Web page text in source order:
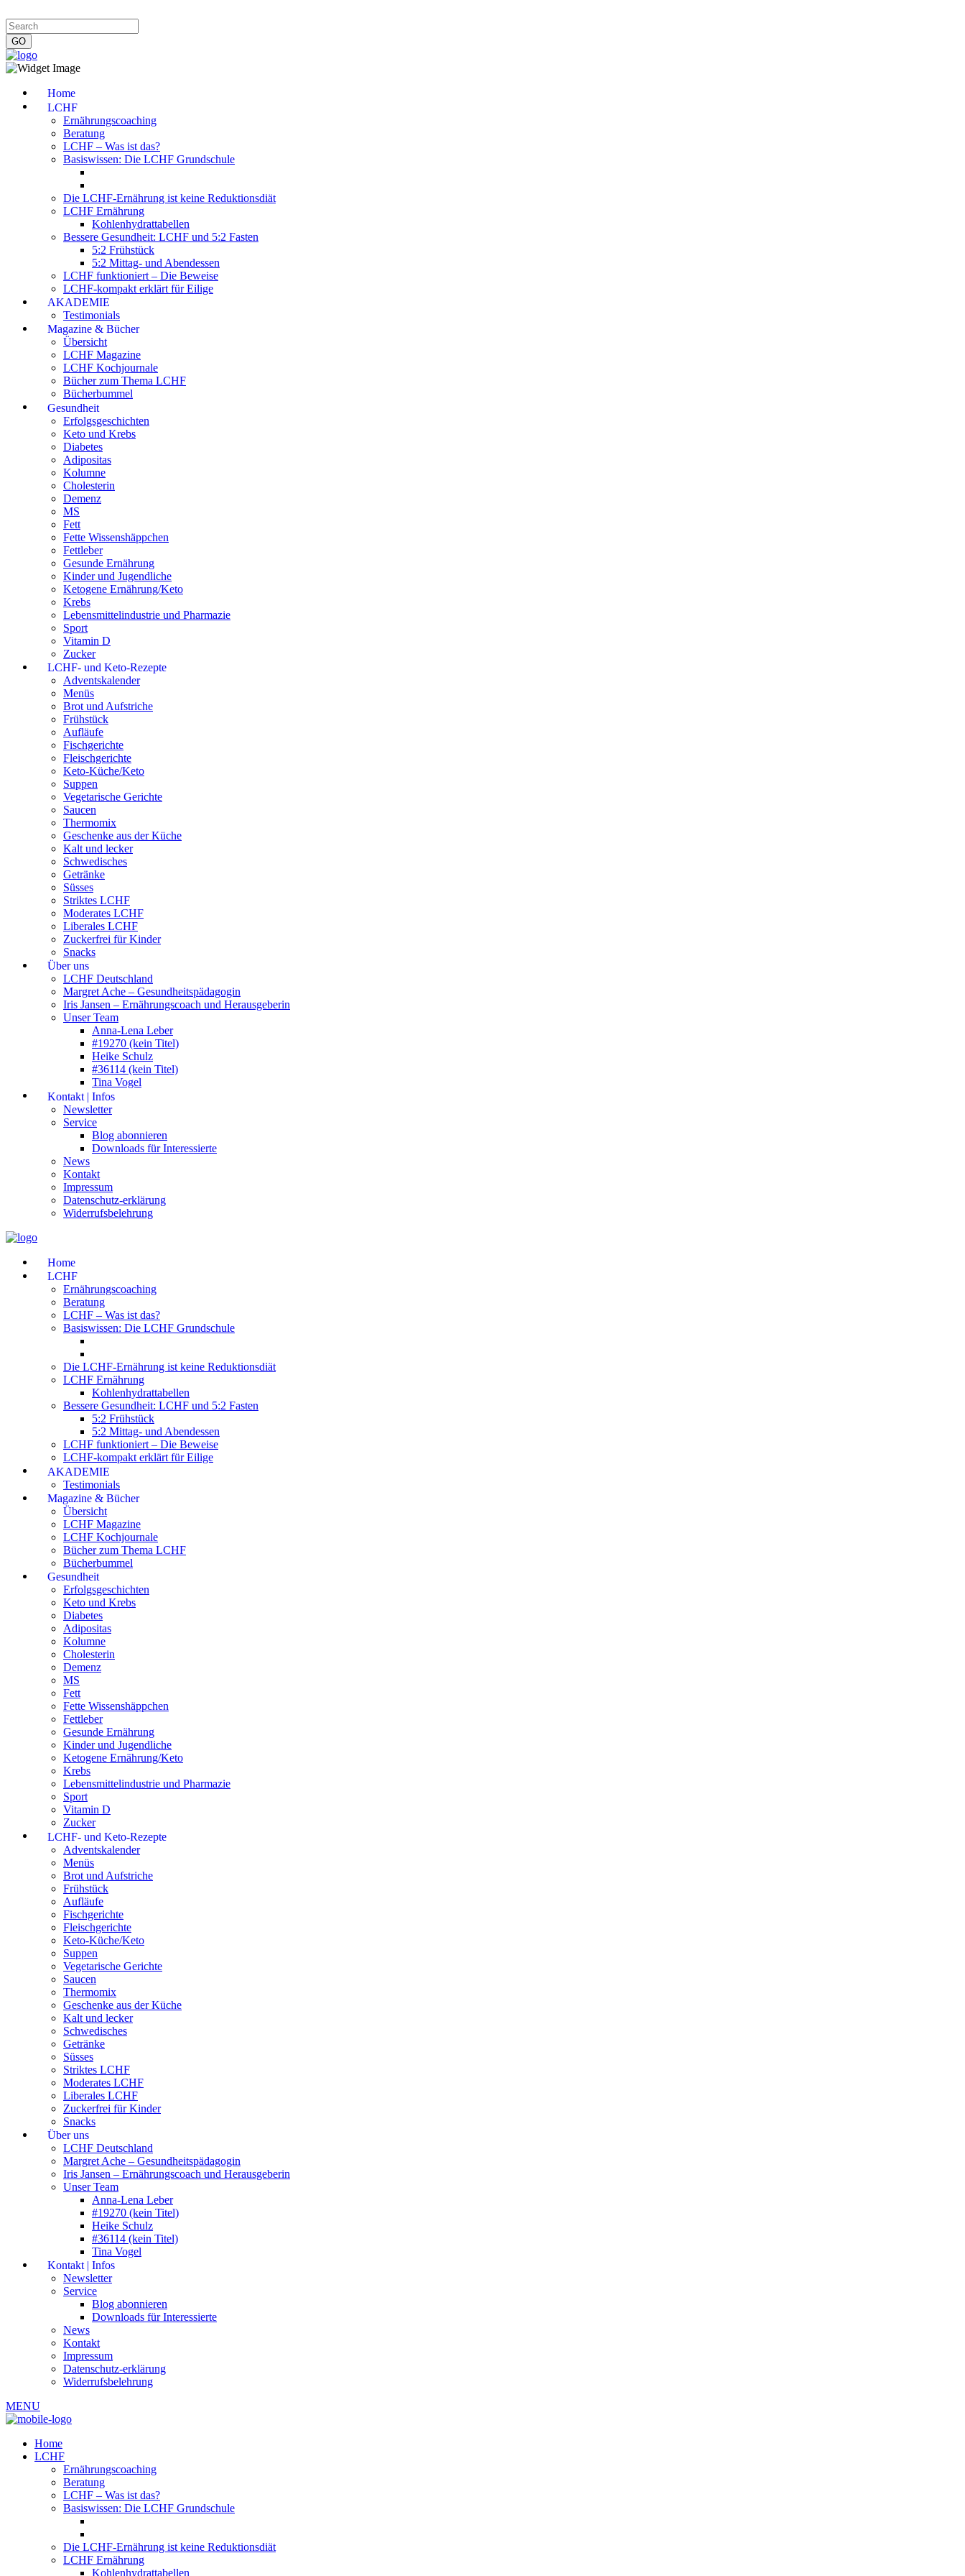
Home
LCHF
Ernährungscoaching
Beratung
LCHF – Was ist das?
Basiswissen: Die LCHF Grundschule
Die LCHF-Ernährung ist keine Reduktionsdiät
LCHF Ernährung
Kohlenhydrattabellen
Bessere Gesundheit: LCHF und 5:2 Fasten
5:2 Frühstück
5:2 Mittag- und Abendessen
LCHF funktioniert – Die Beweise
LCHF-kompakt erklärt für Eilige
AKADEMIE
Testimonials
Magazine & Bücher
Übersicht
LCHF Magazine
LCHF Kochjournale
Bücher zum Thema LCHF
Bücherbummel
Gesundheit
Erfolgsgeschichten
Keto und Krebs
Diabetes
Adipositas
Kolumne
Cholesterin
Demenz
MS
Fett
Fette Wissenshäppchen
Fettleber
Gesunde Ernährung
Kinder und Jugendliche
Ketogene Ernährung/Keto
Krebs
Lebensmittelindustrie und Pharmazie
Sport
Vitamin D
Zucker
LCHF- und Keto-Rezepte
Adventskalender
Menüs
Brot und Aufstriche
Frühstück
Aufläufe
Fischgerichte
Fleischgerichte
Keto-Küche/Keto
Suppen
Vegetarische Gerichte
Saucen
Thermomix
Geschenke aus der Küche
Kalt und lecker
Schwedisches
Getränke
Süsses
Striktes LCHF
Moderates LCHF
Liberales LCHF
Zuckerfrei für Kinder
Snacks
Über uns
LCHF Deutschland
Margret Ache – Gesundheitspädagogin
Iris Jansen – Ernährungscoach und Herausgeberin
Unser Team
Anna-Lena Leber
#19270 (kein Titel)
Heike Schulz
#36114 (kein Titel)
Tina Vogel
Kontakt | Infos
Newsletter
Service
Blog abonnieren
Downloads für Interessierte
News
Kontakt
Impressum
Datenschutz-erklärung
Widerrufsbelehrung
Home
LCHF
Ernährungscoaching
Beratung
LCHF – Was ist das?
Basiswissen: Die LCHF Grundschule
Die LCHF-Ernährung ist keine Reduktionsdiät
LCHF Ernährung
Kohlenhydrattabellen
Bessere Gesundheit: LCHF und 5:2 Fasten
5:2 Frühstück
5:2 Mittag- und Abendessen
LCHF funktioniert – Die Beweise
LCHF-kompakt erklärt für Eilige
AKADEMIE
Testimonials
Magazine & Bücher
Übersicht
LCHF Magazine
LCHF Kochjournale
Bücher zum Thema LCHF
Bücherbummel
Gesundheit
Erfolgsgeschichten
Keto und Krebs
Diabetes
Adipositas
Kolumne
Cholesterin
Demenz
MS
Fett
Fette Wissenshäppchen
Fettleber
Gesunde Ernährung
Kinder und Jugendliche
Ketogene Ernährung/Keto
Krebs
Lebensmittelindustrie und Pharmazie
Sport
Vitamin D
Zucker
LCHF- und Keto-Rezepte
Adventskalender
Menüs
Brot und Aufstriche
Frühstück
Aufläufe
Fischgerichte
Fleischgerichte
Keto-Küche/Keto
Suppen
Vegetarische Gerichte
Saucen
Thermomix
Geschenke aus der Küche
Kalt und lecker
Schwedisches
Getränke
Süsses
Striktes LCHF
Moderates LCHF
Liberales LCHF
Zuckerfrei für Kinder
Snacks
Über uns
LCHF Deutschland
Margret Ache – Gesundheitspädagogin
Iris Jansen – Ernährungscoach und Herausgeberin
Unser Team
Anna-Lena Leber
#19270 (kein Titel)
Heike Schulz
#36114 (kein Titel)
Tina Vogel
Kontakt | Infos
Newsletter
Service
Blog abonnieren
Downloads für Interessierte
News
Kontakt
Impressum
Datenschutz-erklärung
Widerrufsbelehrung
MENU
Home
LCHF
Ernährungscoaching
Beratung
LCHF – Was ist das?
Basiswissen: Die LCHF Grundschule
Die LCHF-Ernährung ist keine Reduktionsdiät
LCHF Ernährung
Kohlenhydrattabellen